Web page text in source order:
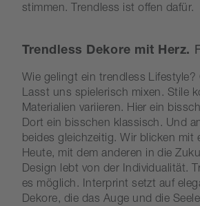
stimmen. Trendless ist offen dafür.
Trendless Dekore mit Herz.
Wie gelingt ein trendless Lifestyle?
Lasst uns spielerisch mixen. Stile
Materialien variieren. Hier ein
Dort ein bisschen klassisch. Und
beides gleichzeitig. Wir blicken mit
Heute, mit dem anderen in die
Design lebt von der Individualität.
es möglich. Interprint setzt auf
Dekore, die das Auge und die